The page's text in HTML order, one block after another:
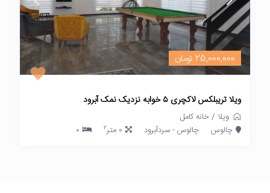
25,000,000 تومان
ویلا تریبلکس لاکچری ۵ خوابه نزدیک نمک آبرود
ویلا /خانه کامل
چالوس
چالوس - سردآبرود 0 متر 2
0